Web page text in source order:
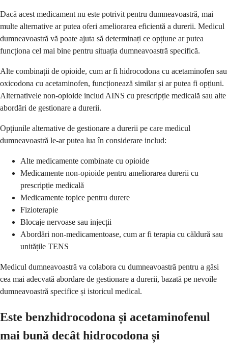
Dacă acest medicament nu este potrivit pentru dumneavoastră, mai
multe alternative ar putea oferi ameliorarea eficientă a durerii. Medicul
dumneavoastră vă poate ajuta să determinați ce opțiune ar putea
funcționa cel mai bine pentru situația dumneavoastră specifică.
Alte combinații de opioide, cum ar fi hidrocodona cu acetaminofen sau
oxicodona cu acetaminofen, funcționează similar și ar putea fi opțiuni.
Alternativele non-opioide includ AINS cu prescripție medicală sau alte
abordări de gestionare a durerii.
Opțiunile alternative de gestionare a durerii pe care medicul
dumneavoastră le-ar putea lua în considerare includ:
Alte medicamente combinate cu opioide
Medicamente non-opioide pentru ameliorarea durerii cu
prescripție medicală
Medicamente topice pentru durere
Fizioterapie
Blocaje nervoase sau injecții
Abordări non-medicamentoase, cum ar fi terapia cu căldură sau
unitățile TENS
Medicul dumneavoastră va colabora cu dumneavoastră pentru a găsi
cea mai adecvată abordare de gestionare a durerii, bazată pe nevoile
dumneavoastră specifice și istoricul medical.
Este benzhidrocodona și acetaminofenul
mai bună decât hidrocodona și